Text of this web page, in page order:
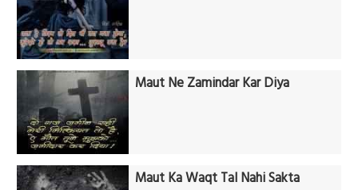
Maut Ne Zamindar Kar Diya
Maut Ka Waqt Tal Nahi Sakta